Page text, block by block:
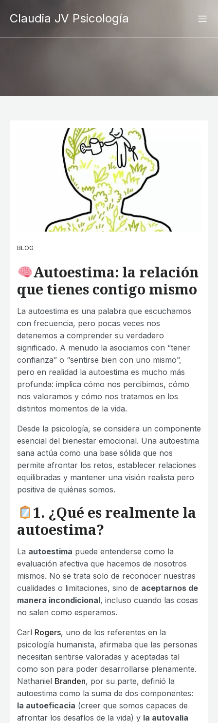
Claudia JV Psicología
BLOG
Autoestima: la relación
que tienes contigo mismo
La autoestima es una palabra que escuchamos
con frecuencia, pero pocas veces nos
detenemos a comprender su verdadero
significado. A menudo la asociamos con “tener
confianza” o “sentirse bien con uno mismo”,
pero en realidad la autoestima es mucho más
profunda: implica cómo nos percibimos, cómo
nos valoramos y cómo nos tratamos en los
distintos momentos de la vida.
Desde la psicología, se considera un componente
esencial del bienestar emocional. Una autoestima
sana actúa como una base sólida que nos
permite afrontar los retos, establecer relaciones
equilibradas y mantener una visión realista pero
positiva de quiénes somos.
1. ¿Qué es realmente la
autoestima?
La autoestima puede entenderse como la
evaluación afectiva que hacemos de nosotros
mismos. No se trata solo de reconocer nuestras
cualidades o limitaciones, sino de aceptarnos de
manera incondicional, incluso cuando las cosas
no salen como esperamos.
Carl Rogers, uno de los referentes en la
psicología humanista, afirmaba que las personas
necesitan sentirse valoradas y aceptadas tal
como son para poder desarrollarse plenamente.
Nathaniel Branden, por su parte, definió la
autoestima como la suma de dos componentes:
la autoeficacia (creer que somos capaces de
afrontar los desafíos de la vida) y la autovalía